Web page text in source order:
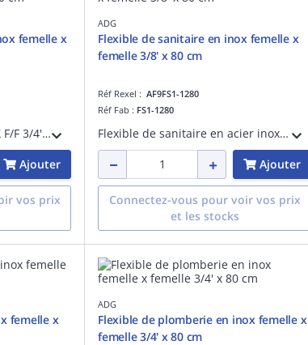
femelle x
FLEXIBLE PLOMBERIE INOX F/F 3/4' X 100 CM
Ajouter
vos prix
ADG
Flexible de sanitaire en inox femelle x
femelle 3/8' x 80 cm
Réf Rexel : AF9FS1-1280
Réf Fab : FS1-1280
Flexible de sanitaire en acier inoxydable - PN 8 - fourni avec une patte d'accroche - femelle x femelle 3/8' - longueur de 80 cm
Ajouter
Connectez-vous pour voir vos prix
et les stocks
femelle x
ADG
Flexible de plomberie en inox femelle x
femelle 3/4' x 80 cm